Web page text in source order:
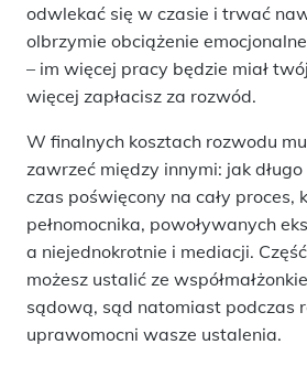
odwlekać się w czasie i trwać
olbrzymie obciążenie
– im więcej pracy będzie miał
więcej zapłacisz za rozwód.
W finalnych kosztach rozwodu
zawrzeć między innymi: jak
czas poświęcony na cały proces,
pełnomocnika, powoływanych
a niejednokrotnie i mediacji.
możesz ustalić ze
sądową, sąd natomiast podczas
uprawomocni wasze ustalenia.